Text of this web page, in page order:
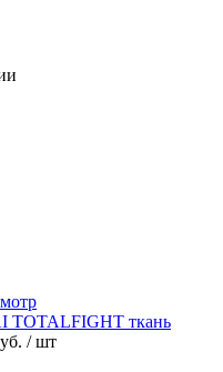
TOTALFIGHT ткань
/ шт